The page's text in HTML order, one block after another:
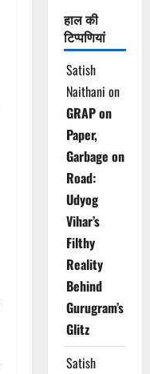
हाल की
टिप्पणियां
Satish
Naithani on
GRAP on
Paper,
Garbage on
Road:
Udyog
Vihar’s
Filthy
Reality
Behind
Gurugram’s
Glitz
Satish